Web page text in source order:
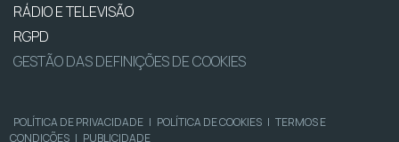
RÁDIO E TELEVISÃO
RGPD
GESTÃO DAS DEFINIÇÕES DE COOKIES
POLÍTICA DE PRIVACIDADE | POLÍTICA DE COOKIES | TERMOS E
CONDIÇÕES | PUBLICIDADE